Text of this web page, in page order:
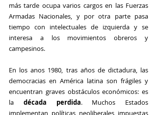
más tarde ocupa varios cargos en las Fuerzas
Armadas Nacionales, y por otra parte pasa
tiempo con intelectuales de izquierda y se
interesa a los movimientos obreros y
campesinos.
En los anos 1980, tras años de dictadura, las
democracias en América latina son frágiles y
encuentran graves obstáculos económicos: es
la década perdida. Muchos Estados
implementan políticas neoliberales impuestas